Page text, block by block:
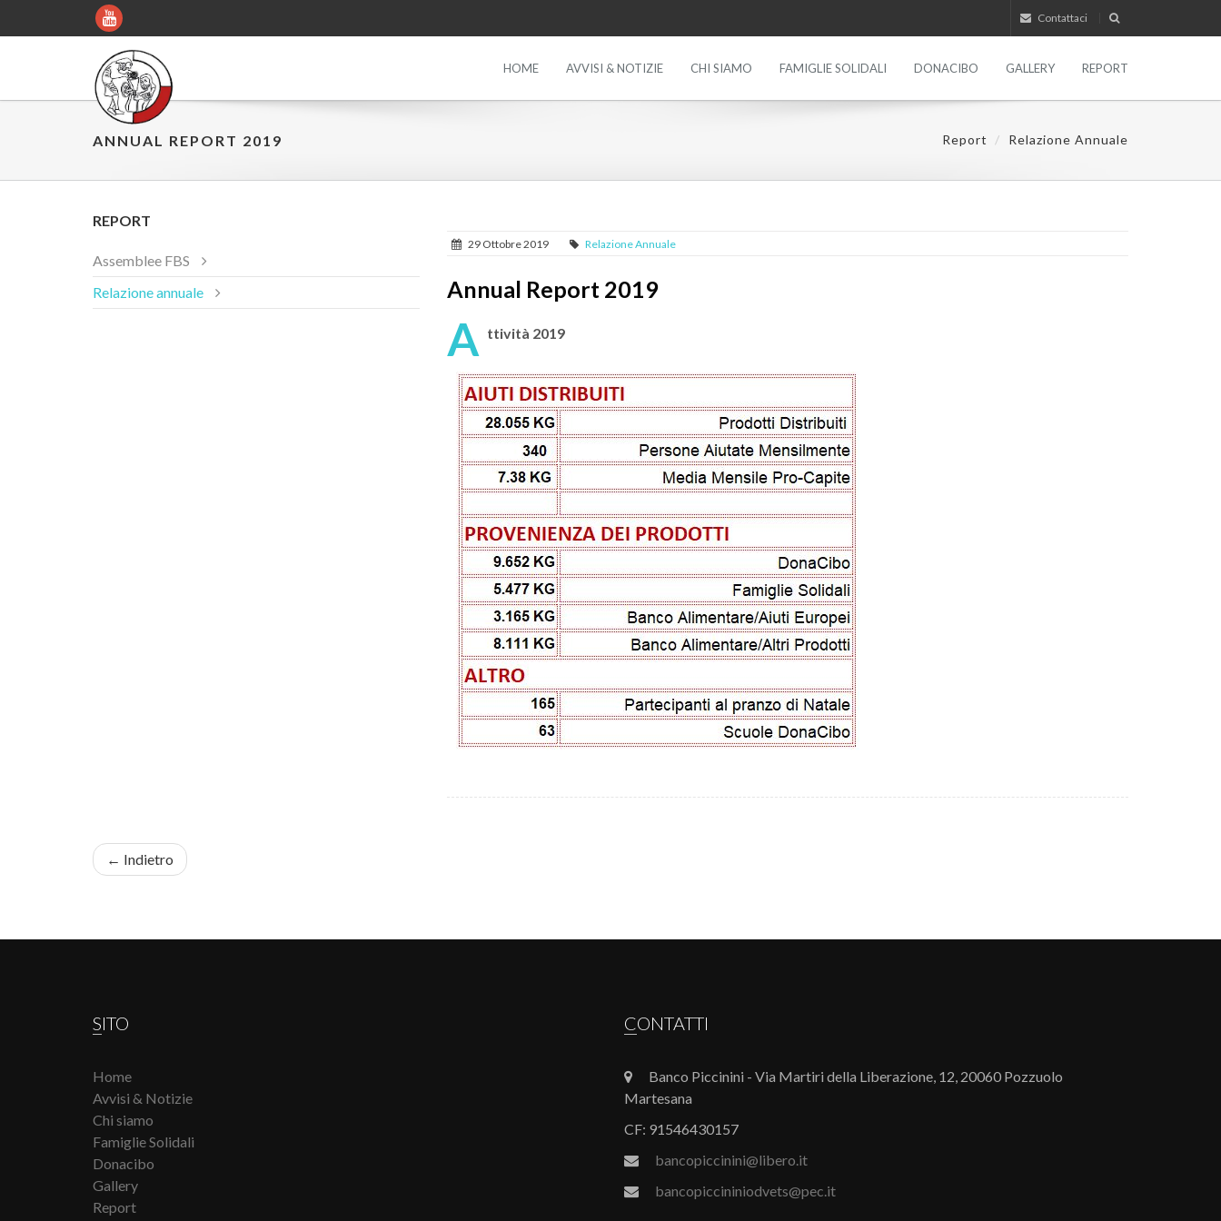
Contattaci
HOME AVVISI & NOTIZIE CHI SIAMO FAMIGLIE SOLIDALI DONACIBO GALLERY REPORT
ANNUAL REPORT 2019 Report Relazione Annuale
REPORT
Assemblee FBS
Relazione annuale
29 Ottobre 2019 Relazione Annuale
Annual Report 2019
A ttività 2019
← Indietro
SITO
Home
Avvisi & Notizie
Chi siamo
Famiglie Solidali
Donacibo
Gallery
Report
CONTATTI
Banco Piccinini - Via Martiri della Liberazione, 12, 20060 Pozzuolo
Martesana
CF: 91546430157
bancopiccinini@libero.it
bancopiccininiodvets@pec.it